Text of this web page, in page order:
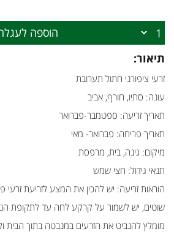
הוספה
תיאור:
זרעי ציפורני חתול תערובת
עונה: סתיו, חורף, אביב
תאריך זריעה: ספטמבר-פברואר
תאריך פריחה: פברואר- מאי
מיקום: גינה, בית, מרפסת
תנאי גידול: חצי שמש
הוראות זריעה: יש להכין את המצע לזריעת זרעי
שוטים, יש לשמור על קרקע לחה עד לתקופת